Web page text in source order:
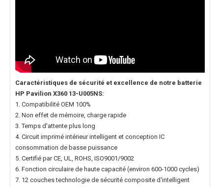
Caractéristiques de sécurité et excellence de notre batterie
HP Pavilion X360 13-U005NS:
1. Compatibilité OEM 100%
2. Non effet de mémoire, charge rapide
3. Temps d'attente plus long
4. Circuit imprimé intérieur intelligent et conception IC
consommation de basse puissance
5. Certifié par CE, UL, ROHS, ISO9001/9002
6. Fonction circulaire de haute capacité (environ 600-1000 cycles)
7. 12 couches technologie de sécurité composite d'intelligent